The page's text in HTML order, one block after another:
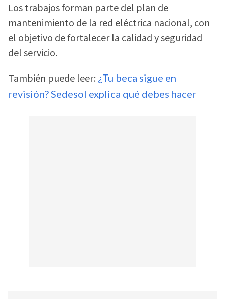
Los trabajos forman parte del plan de
mantenimiento de la red eléctrica nacional, con
el objetivo de fortalecer la calidad y seguridad
del servicio.
También puede leer: ¿Tu beca sigue en
revisión? Sedesol explica qué debes hacer